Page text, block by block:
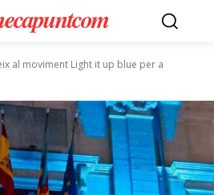
al moviment Light it up blue per a